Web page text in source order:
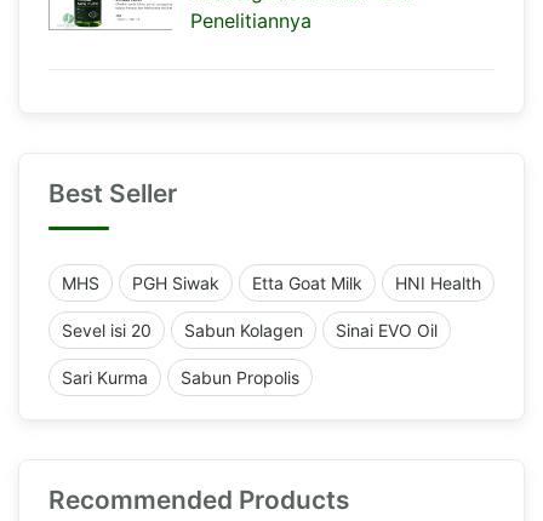
Penelitiannya
Best Seller
MHS PGH Siwak Etta Goat Milk HNI Health
Sevel isi 20 Sabun Kolagen Sinai EVO Oil
Sari Kurma Sabun Propolis
Recommended Products